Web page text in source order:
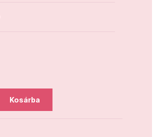
Kosárba